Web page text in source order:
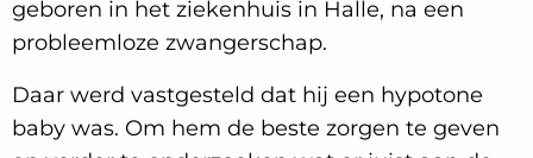
geboren in het ziekenhuis in Halle, na een
probleemloze zwangerschap.
Daar werd vastgesteld dat hij een hypotone
baby was. Om hem de beste zorgen te geven